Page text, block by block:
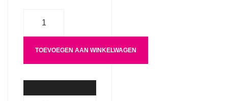
TOEVOEGEN AAN WINKELWAGEN